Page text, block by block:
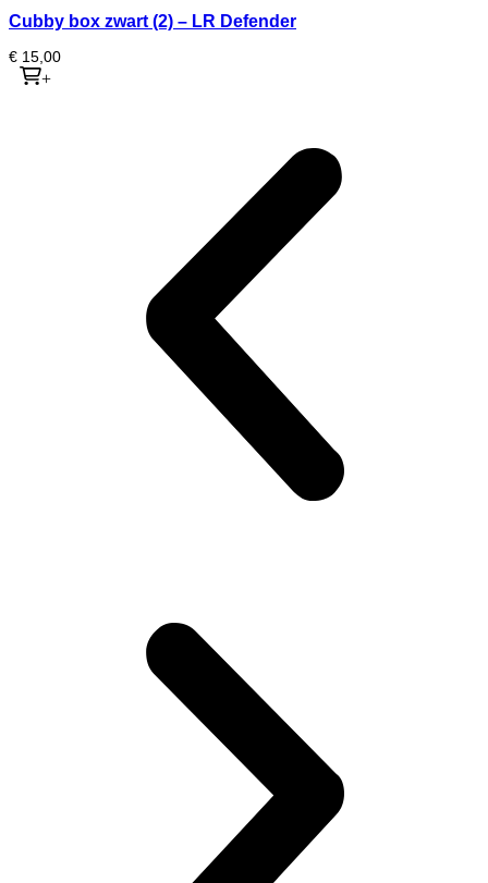
Cubby box zwart (2) – LR Defender
€ 15,00
+